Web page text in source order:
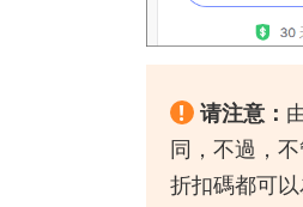
! 请注意：
同，不過，
折扣碼都可